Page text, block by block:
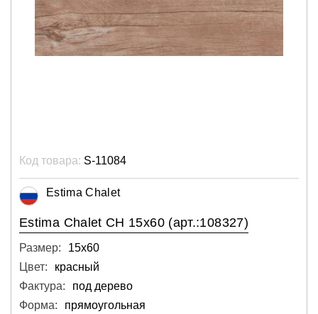
Код товара: S-11084
Estima Chalet
Estima Chalet CH 15x60 (арт.:108327)
Размер:
15х60
Цвет:
красный
Фактура:
под дерево
Форма:
прямоугольная